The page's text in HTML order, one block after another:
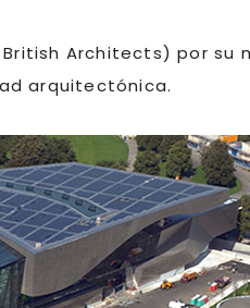
Architects) por
arquitectónica.